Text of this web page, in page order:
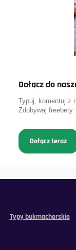
Dołącz do
Typuj, komentuj z
Zdobywaj freebety.
Dołącz teraz
Typy bukmacherskie